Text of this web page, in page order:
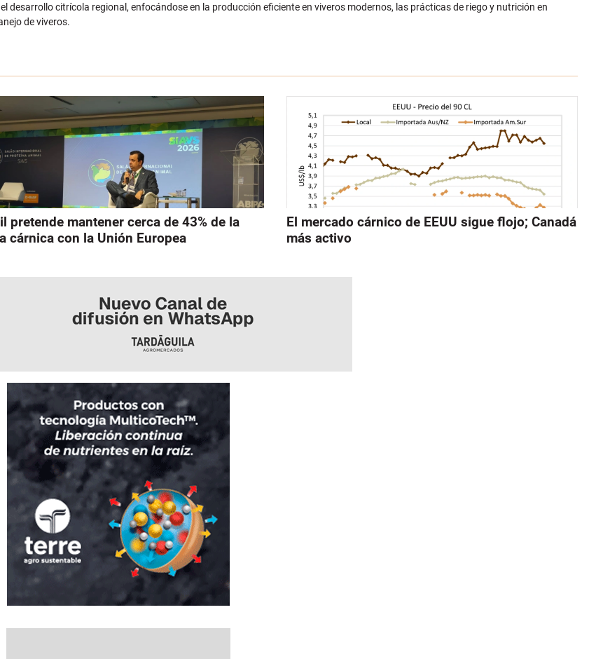
citrícola regional, enfocándose en la producción eficiente en viveros modernos, las prácticas de riego y nutrición en
de viveros.
pretende mantener cerca de 43% de la
cárnica con la Unión Europea
El mercado cárnico de EEUU sigue flojo; Canadá
más activo